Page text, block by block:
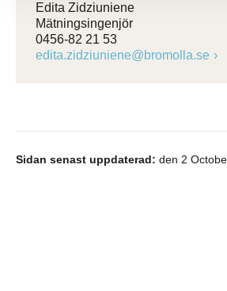
Edita Zidziuniene
Mätningsingenjör
0456-82 21 53
edita.zidziuniene@bromolla.se
Sidan senast uppdaterad: den 2